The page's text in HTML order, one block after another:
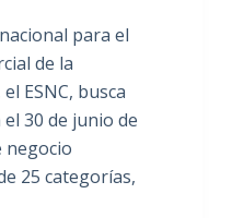
para el
de la
ESNC, busca
30 de junio de
negocio
25 categorías,